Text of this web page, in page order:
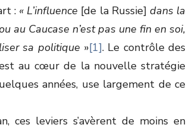
: « L’influence [de la Russie] dans la
au Caucase n’est pas une fin en soi,
sa politique »[1]. Le contrôle des
est au cœur de la nouvelle stratégie
années, use largement de ce
ces leviers s’avèrent de moins en